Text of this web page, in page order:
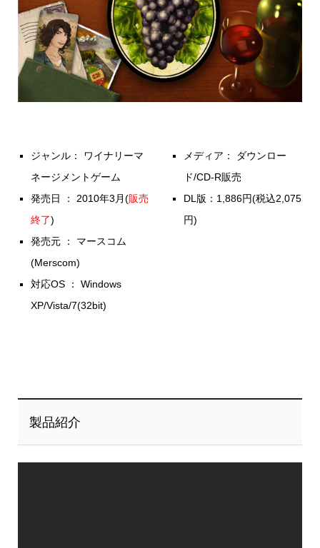
ジャンル： ワイナリーマ
ネージメントゲーム
発売日 ： 2010年3月(販売
終了)
発売元 ： マースコム
(Merscom)
対応OS ： Windows
XP/Vista/7(32bit)
メディア： ダウンロー
ド/CD-R販売
DL版：1,886円(税込2,075
円)
製品紹介